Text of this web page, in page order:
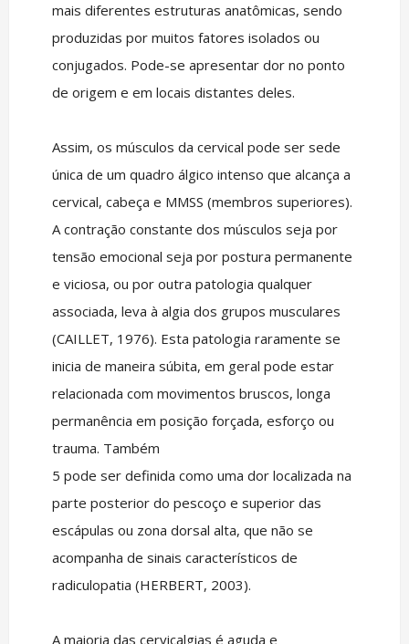
mais diferentes estruturas anatômicas, sendo
produzidas por muitos fatores isolados ou
conjugados. Pode-se apresentar dor no ponto
de origem e em locais distantes deles.
Assim, os músculos da cervical pode ser sede
única de um quadro álgico intenso que alcança a
cervical, cabeça e MMSS (membros superiores).
A contração constante dos músculos seja por
tensão emocional seja por postura permanente
e viciosa, ou por outra patologia qualquer
associada, leva à algia dos grupos musculares
(CAILLET, 1976). Esta patologia raramente se
inicia de maneira súbita, em geral pode estar
relacionada com movimentos bruscos, longa
permanência em posição forçada, esforço ou
trauma. Também
5 pode ser definida como uma dor localizada na
parte posterior do pescoço e superior das
escápulas ou zona dorsal alta, que não se
acompanha de sinais característicos de
radiculopatia (HERBERT, 2003).
A maioria das cervicalgias é aguda e